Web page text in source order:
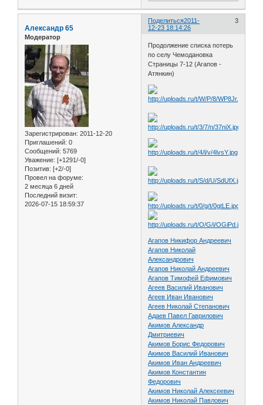
Поделиться 3
2011-
12-23 18:14:26
Александр 65
Модератор
Зарегистрирован: 2011-12-20
Приглашений: 0
Сообщений: 5769
Уважение: [+1291/-0]
Позитив: [+2/-0]
Провел на форуме:
2 месяца 6 дней
Последний визит:
2026-07-15 18:59:37
Продолжение списка потерь
по селу Чемодановка
Страницы 7-12 (Агапов -
Атянкин)
Агапов Никифор Андреевич
Агапов Николай
Александрович
Агапов Николай Андреевич
Агапов Тимофей Ефимович
Агеев Василий Иванович
Агеев Иван Иванович
Агеев Николай Степанович
Адаев Павел Гаврилович
Акимов Александр
Дмитриевич
Акимов Борис Федорович
Акимов Василий Иванович
Акимов Иван Андреевич
Акимов Константин
Федорович
Акимов Николай Алексеевич
Акимов Николай Павлович